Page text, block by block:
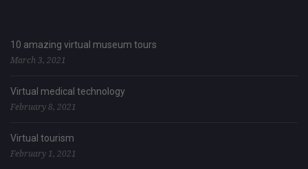
10 amazing virtual museum tours
March 3, 2021
Virtual medical technology
February 8, 2021
Virtual tourism
February 1, 2021